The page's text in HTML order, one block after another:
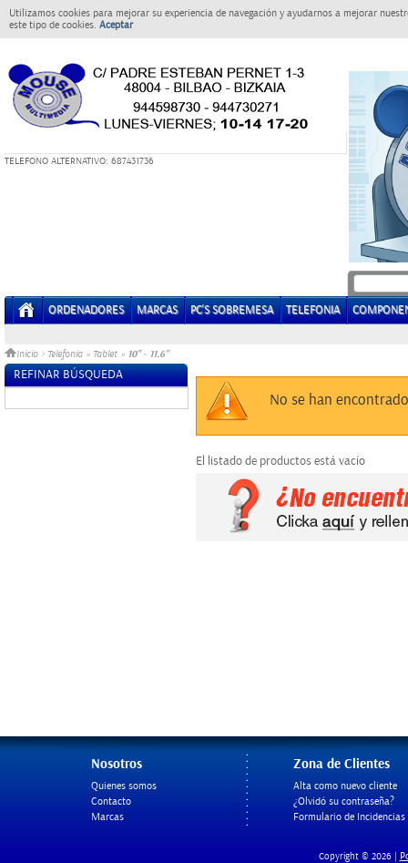
Utilizamos cookies para mejorar su experiencia de navegación y ayudarnos a mejorar
este tipo de cookies. Aceptar
TELEFONO ALTERNATIVO: 687431736
ORDENADORES MARCAS PC'S SOBREMESA TELEFONIA
Inicio > Telefonia » Tablet » 10" - 11.6"
REFINAR BÚSQUEDA
No se han
El listado de productos está vacío
Nosotros
Quienes somos
Contacto
Marcas
Zona de Clientes
Alta como nuevo cliente
¿Olvidó su contraseña?
Formulario de Incidencias
Copyright © 2026 |